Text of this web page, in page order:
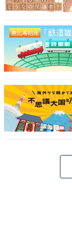
「ツタージャ
アニメでの姿